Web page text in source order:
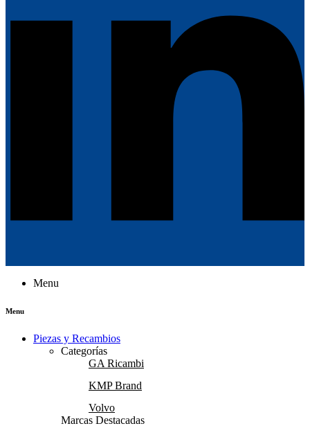
Menu
Menu
Piezas y Recambios
Categorías
GA Ricambi
KMP Brand
Volvo
Marcas Destacadas